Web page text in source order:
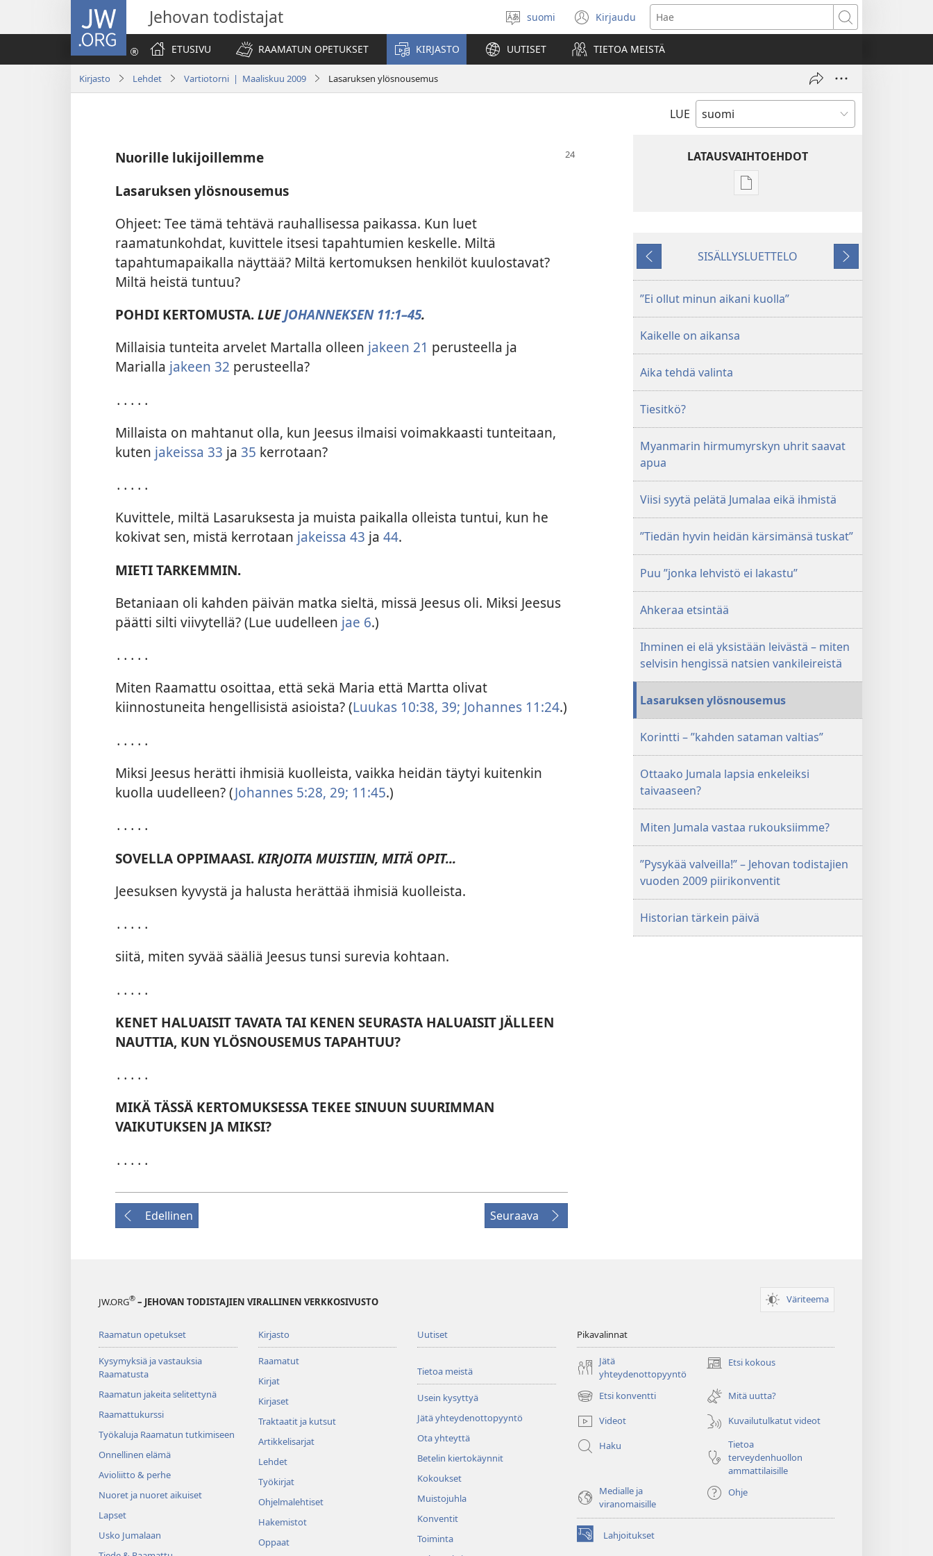
JW.ORG Jehovan todistajat
Valitse
kieli
suomi Kirjaudu
(avaa
uuden
ikkunan)
Hae
ETUSIVU
RAAMATUN OPETUKSET KIRJASTO UUTISET TIETOA MEISTÄ
Kirjasto Lehdet Vartiotorni | Maaliskuu 2009 Lasaruksen ylösnousemus
LUE
Nuorille lukijoillemme
Lasaruksen ylösnousemus
Ohjeet: Tee tämä tehtävä rauhallisessa paikassa. Kun luet
raamatunkohdat, kuvittele itsesi tapahtumien keskelle. Miltä
tapahtumapaikalla näyttää? Miltä kertomuksen henkilöt kuulostavat?
Miltä heistä tuntuu?
POHDI KERTOMUSTA.LUEJOHANNEKSEN 11:1–45.
Millaisia tunteita arvelet Martalla olleen jakeen 21 perusteella ja
Marialla jakeen 32 perusteella?
․․․․․
Millaista on mahtanut olla, kun Jeesus ilmaisi voimakkaasti tunteitaan,
kuten jakeissa 33 ja 35 kerrotaan?
․․․․․
Kuvittele, miltä Lasaruksesta ja muista paikalla olleista tuntui, kun he
kokivat sen, mistä kerrotaan jakeissa 43 ja 44.
MIETI TARKEMMIN.
Betaniaan oli kahden päivän matka sieltä, missä Jeesus oli. Miksi Jeesus
päätti silti viivytellä? (Lue uudelleen jae 6.)
․․․․․
Miten Raamattu osoittaa, että sekä Maria että Martta olivat
kiinnostuneita hengellisistä asioista? (Luukas 10:38, 39; Johannes 11:24.)
․․․․․
Miksi Jeesus herätti ihmisiä kuolleista, vaikka heidän täytyi kuitenkin
kuolla uudelleen? (Johannes 5:28, 29; 11:45.)
․․․․․
SOVELLA OPPIMAASI.KIRJOITA MUISTIIN, MITÄ OPIT...
Jeesuksen kyvystä ja halusta herättää ihmisiä kuolleista.
․․․․․
siitä, miten syvää sääliä Jeesus tunsi surevia kohtaan.
․․․․․
KENET HALUAISIT TAVATA TAI KENEN SEURASTA HALUAISIT JÄLLEEN
NAUTTIA, KUN YLÖSNOUSEMUS TAPAHTUU?
․․․․․
MIKÄ TÄSSÄ KERTOMUKSESSA TEKEE SINUUN SUURIMMAN
VAIKUTUKSEN JA MIKSI?
․․․․․
Edellinen Seuraava
LATAUSVAIHTOEHDOT
Julkaisujen
Edellinen
SISÄLLYSLUETTELO
Seuraava
”Ei ollut minun aikani kuolla”
Kaikelle on aikansa
Aika tehdä valinta
Tiesitkö?
Myanmarin hirmumyrskyn uhrit saavat
apua
Viisi syytä pelätä Jumalaa eikä ihmistä
”Tiedän hyvin heidän kärsimänsä tuskat”
Puu ”jonka lehvistö ei lakastu”
Ahkeraa etsintää
Ihminen ei elä yksistään leivästä – miten
selvisin hengissä natsien vankileireistä
Lasaruksen ylösnousemus
Korintti – ”kahden sataman valtias”
Ottaako Jumala lapsia enkeleiksi
taivaaseen?
Miten Jumala vastaa rukouksiimme?
”Pysykää valveilla!” – Jehovan todistajien
vuoden 2009 piirikonventit
Historian tärkein päivä
JW.ORG® – JEHOVAN TODISTAJIEN VIRALLINEN VERKKOSIVUSTO Väriteema
Raamatun opetukset
Kysymyksiä ja vastauksia
Raamatusta
Raamatun jakeita selitettynä
Raamattukurssi
Työkaluja Raamatun tutkimiseen
Onnellinen elämä
Avioliitto & perhe
Nuoret ja nuoret aikuiset
Lapset
Usko Jumalaan
Kirjasto
Raamatut
Kirjat
Kirjaset
Traktaatit ja kutsut
Artikkelisarjat
Lehdet
Työkirjat
Ohjelmalehtiset
Hakemistot
Oppaat
Uutiset
Tietoa meistä
Usein kysyttyä
Jätä yhteydenottopyyntö
Ota yhteyttä
Betelin kiertokäynnit
Kokoukset
Muistojuhla
Konventit
Toiminta
Pikavalinnat
Jätä
yhteydenottopyyntö
Etsi kokous
(avaa
ikkunan)
Etsi konventti
(avaa
uuden
ikkunan)
Mitä uutta?
Videot
Kuvailutulkatut videot
Haku
Tietoa
terveydenhuollon
ammattilaisille
Medialle ja
viranomaisille
Ohje
Lahjoitukset
(avaa